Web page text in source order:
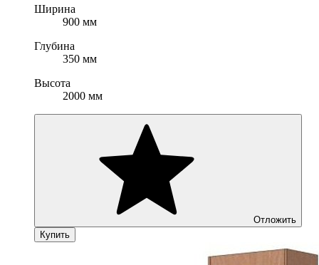
Ширина
900 мм
Глубина
350 мм
Высота
2000 мм
Отложить
Купить